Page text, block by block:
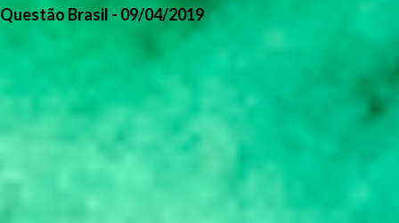
Questão Brasil - 09/04/2019